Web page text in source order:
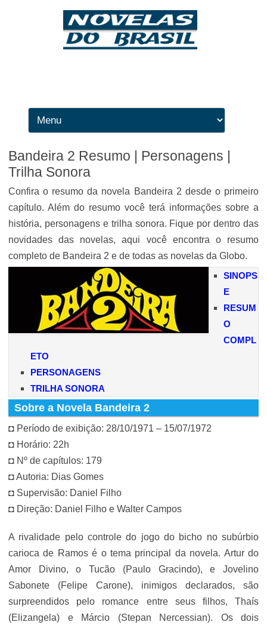
Bandeira 2 Resumo | Personagens |
Trilha Sonora
Confira o resumo da novela Bandeira 2 desde o primeiro
capítulo. Além do resumo você terá informações sobre a
história, personagens e trilha sonora. Fique por dentro das
novidades das novelas, aqui você encontra o resumo
completo de Bandeira 2 e de todas as novelas da Globo.
SINOPS
E
RESUM
O
COMPL
ETO
PERSONAGENS
TRILHA SONORA
Sobre a Novela Bandeira 2
◘ Período de exibição: 28/10/1971 – 15/07/1972
◘ Horário: 22h
◘ Nº de capítulos: 179
◘ Autoria: Dias Gomes
◘ Supervisão: Daniel Filho
◘ Direção: Daniel Filho e Walter Campos
A rivalidade pelo controle do jogo do bicho no subúrbio
carioca de Ramos é o tema principal da novela. Artur do
Amor Divino, o Tucão (Paulo Gracindo), e Jovelino
Sabonete (Felipe Carone), inimigos declarados, são
surpreendidos pelo romance entre seus filhos, Thaís
(Elizangela) e Márcio (Stepan Nercessian). Os dois